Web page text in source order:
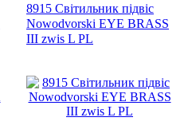
8915 Світильник підвіс
Nowodvorski EYE BRASS
III zwis L PL